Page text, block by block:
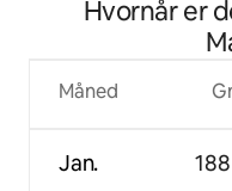
Hvornår er
Måned
Jan.